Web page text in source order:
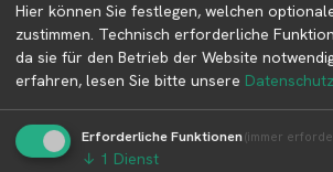
Weihnachtsbaumparadies
Weißenhofstr. 25
74369 Löchgau
Deutschland
Hier können Sie festlegen, welchen
zustimmen. Technisch erforderliche
da sie für den Betrieb der Website
erfahren, lesen Sie bitte unsere
Erforderliche Funktionen(immer
↓ 1 Dienst